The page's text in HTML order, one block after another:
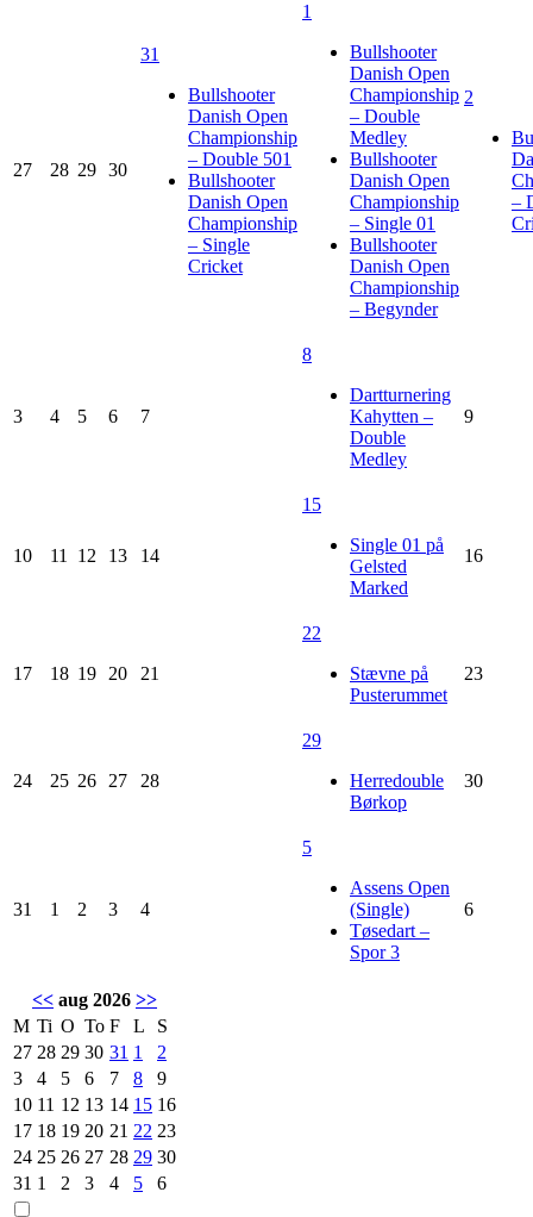
27 28 29 30
31
Bullshooter
Danish Open
Championship
– Double 501
Bullshooter
Danish Open
Championship
– Single
Cricket
1
Bullshooter
Danish Open
Championship
– Double
Medley
Bullshooter
Danish Open
Championship
– Single 01
Bullshooter
Danish Open
Championship
– Begynder
2
–
3 4 5 6 7
8
Dartturnering
Kahytten –
Double
Medley
9
10 11 12 13 14
15
Single 01 på
Gelsted
Marked
16
17 18 19 20 21
22
Stævne på
Pusterummet
23
24 25 26 27 28
29
Herredouble
Børkop
30
31 1 2 3 4
5
Assens Open
(Single)
Tøsedart –
Spor 3
6
<< aug 2026 >>
M Ti O To F L
S
27 28 29 30 31 1
2
3
4 5 6 7 8
9
10 11 12 13 14 15 16
17 18 19 20 21 22 23
24 25 26 27 28 29 30
31 1 2 3 4 5 6